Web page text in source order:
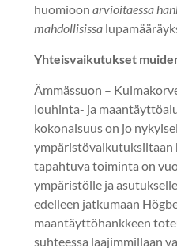
huomioonarvioitaessa
mahdollisissa
Yhteisvaikutukset
Ämmässuon –
louhinta- ja
kokonaisuus on jo
ympäristövaikutuksiltaan
tapahtuva toiminta on
ympäristölle ja
edelleen jatkumaan
maantäyttöhankkeen
suhteessa laajimmillaan